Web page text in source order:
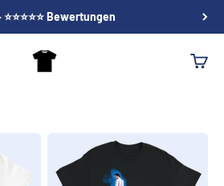
3-7 Tage Versand
T-Shirt Shop